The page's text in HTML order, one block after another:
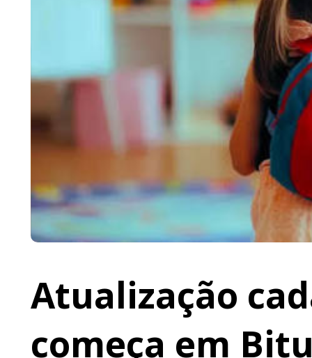
Atualização
começa em